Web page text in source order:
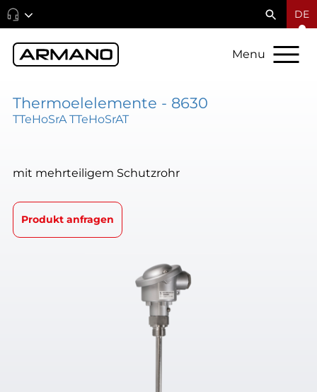
DE
Menu
Thermoelelemente - 8630
TTeHoSrA TTeHoSrAT
mit mehrteiligem Schutzrohr
Produkt anfragen